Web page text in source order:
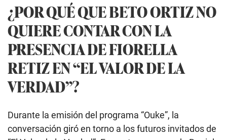
¿POR QUÉ QUE BETO ORTIZ NO
QUIERE CONTAR CON LA
PRESENCIA DE FIORELLA
RETIZ EN “EL VALOR DE LA
VERDAD”?
Durante la emisión del programa “Ouke”, la
conversación giró en torno a los futuros invitados de